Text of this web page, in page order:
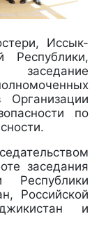
Иссык-
Республики,
Организации
по
заседания
Республики
Российской
и